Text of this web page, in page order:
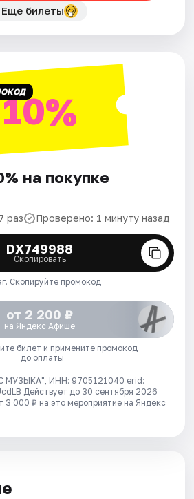
Еще билеты
10%
на покупке
раз Проверено: 1 минуту назад
DX749988
Скопировать
Скопируйте промокод
от 2 200 ₽
на Яндекс Афише
билет и примените промокод
до оплаты
МУЗЫКА", ИНН: 9705121040 erid:
Действует до 30 сентября 2026
3 000 ₽ на это мероприятие на Яндекс